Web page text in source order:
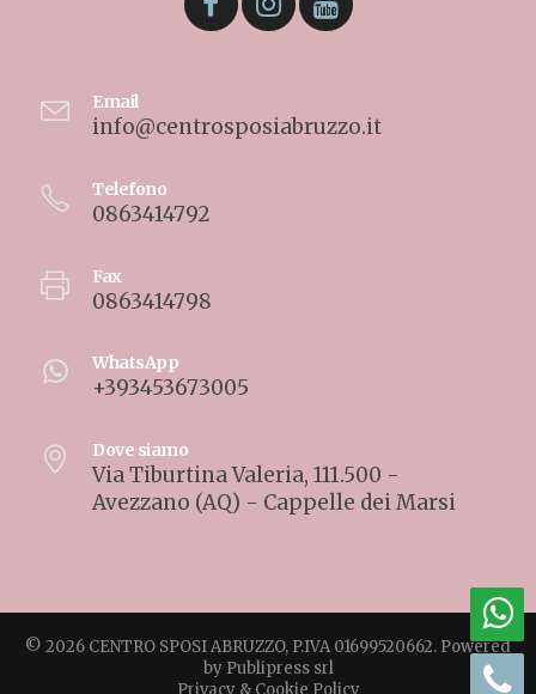
Email
info@centrosposiabruzzo.it
Telefono
0863414792
Fax
0863414798
WhatsApp
+393453673005
Dove siamo
Via Tiburtina Valeria, 111.500 -
Avezzano (AQ) - Cappelle dei Marsi
© 2026 CENTRO SPOSI ABRUZZO, P.IVA 01699520662. Powered
by Publipress srl